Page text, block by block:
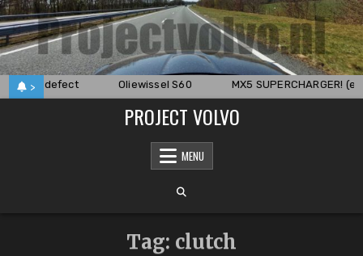
Skip
to
content
> defect Oliewissel S60 MX5 SUPERCHARGER!
PROJECT VOLVO
MENU
Tag: clutch